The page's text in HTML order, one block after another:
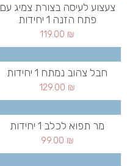
צעצוע לעיסה בצורת צמיג עם
פתח הזנה 1 יחידות
119.00 ₪
חבל צהוב נמתח 1 יחידות
129.00 ₪
מר תפוא לכלב 1 יחידות
99.00 ₪